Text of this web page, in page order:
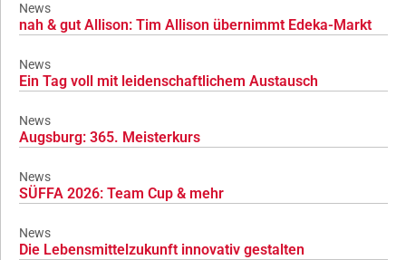
News
nah & gut Allison: Tim Allison übernimmt Edeka-Markt
News
Ein Tag voll mit leidenschaftlichem Austausch
News
Augsburg: 365. Meisterkurs
News
SÜFFA 2026: Team Cup & mehr
News
Die Lebensmittelzukunft innovativ gestalten